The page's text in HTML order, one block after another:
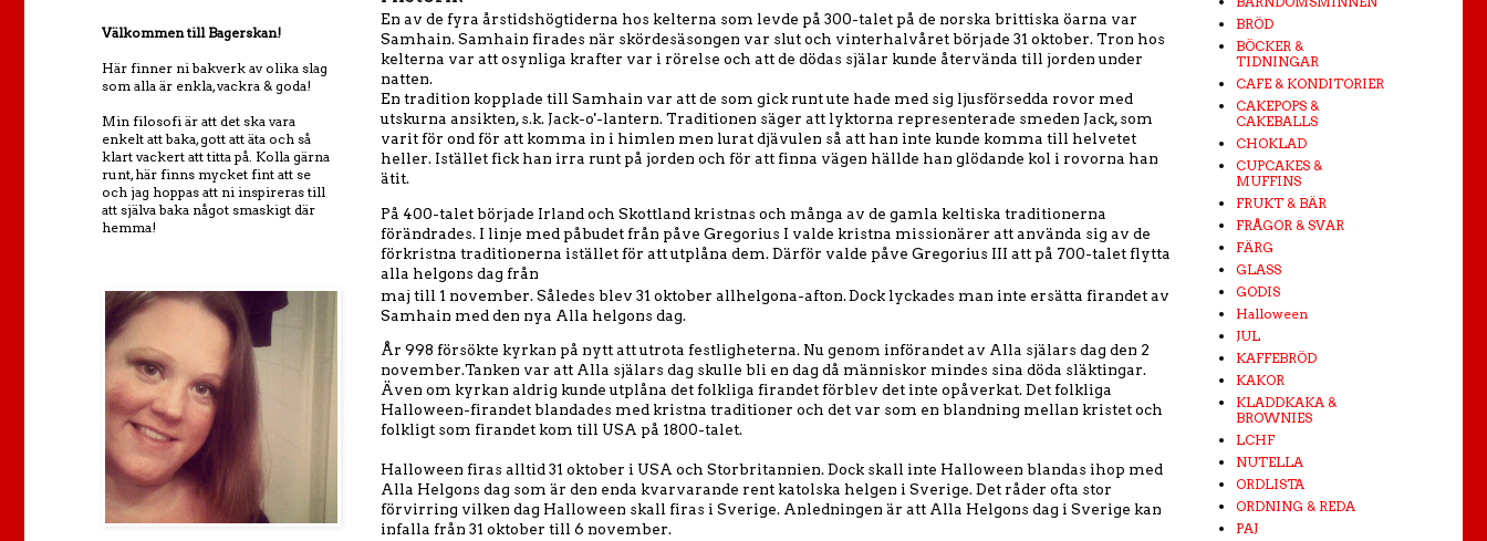
En av de fyra årstidshögtiderna hos kelterna som levde på 300-talet på de norska brittiska öarna var
Samhain. Samhain firades när skördesäsongen var slut och vinterhalvåret började 31 oktober. Tron hos
kelterna var att osynliga krafter var i rörelse och att de dödas själar kunde återvända till jorden under
natten.
En tradition kopplade till Samhain var att de som gick runt ute hade med sig ljusförsedda rovor med
utskurna ansikten, s.k. Jack-o'-lantern. Traditionen säger att lyktorna representerade smeden Jack, som
varit för ond för att komma in i himlen men lurat djävulen så att han inte kunde komma till helvetet
heller. Istället fick han irra runt på jorden och för att finna vägen hällde han glödande kol i rovorna han
ätit.
På 400-talet började Irland och Skottland kristnas och många av de gamla keltiska traditionerna
förändrades. I linje med påbudet från påve Gregorius I valde kristna missionärer att använda sig av de
förkristna traditionerna istället för att utplåna dem. Därför valde påve Gregorius III att på 700-talet flytta
alla helgons dag från
maj till 1 november. Således blev 31 oktober allhelgona-afton.Dock lyckades man inte ersätta firandet av
Samhain med den nya Alla helgons dag.
År 998 försökte kyrkan på nytt att utrota festligheterna. Nu genom införandet av Alla själars dag den 2
november.Tanken var att Alla själars dag skulle bli en dag då människor mindes sina döda släktingar.
Även om kyrkan aldrig kunde utplåna det folkliga firandet förblev det inte opåverkat. Det folkliga
Halloween-firandet blandades med kristna traditioner och det var som en blandning mellan kristet och
folkligt som firandet kom till USA på 1800-talet.
Halloween firas alltid 31 oktober i USA och Storbritannien. Dock skall inte Halloween blandas ihop med
Alla Helgons dag som är den enda kvarvarande rent katolska helgen i Sverige. Det råder ofta stor
förvirring vilken dag Halloween skall firas i Sverige. Anledningen är att Alla Helgons dag i Sverige kan
infalla från 31 oktober till 6 november.
Välkommen till Bagerskan!
Här finner ni bakverk av olika slag
som alla är enkla, vackra & goda!
Min filosofi är att det ska vara
enkelt att baka, gott att äta och så
klart vackert att titta på. Kolla gärna
runt, här finns mycket fint att se
och jag hoppas att ni inspireras till
att själva baka något smaskigt där
hemma!
BRÖD
BÖCKER &
TIDNINGAR
CAFE & KONDITORIER
CAKEPOPS &
CAKEBALLS
CHOKLAD
CUPCAKES &
MUFFINS
FRUKT & BÄR
FRÅGOR & SVAR
FÄRG
GLASS
GODIS
Halloween
JUL
KAFFEBRÖD
KAKOR
KLADDKAKA &
BROWNIES
LCHF
NUTELLA
ORDLISTA
ORDNING & REDA
PAJ